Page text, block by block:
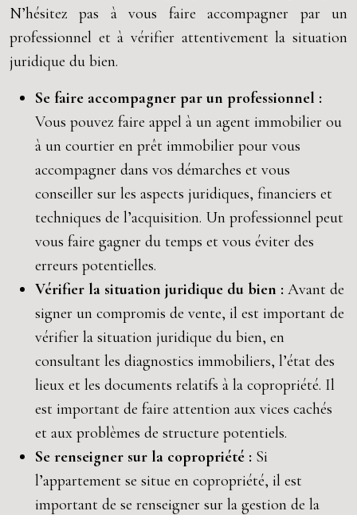
N’hésitez pas à vous faire accompagner par un
professionnel et à vérifier attentivement la situation
juridique du bien.
Se faire accompagner par un professionnel :
Vous pouvez faire appel à un agent immobilier ou
à un courtier en prêt immobilier pour vous
accompagner dans vos démarches et vous
conseiller sur les aspects juridiques, financiers et
techniques de l’acquisition. Un professionnel peut
vous faire gagner du temps et vous éviter des
erreurs potentielles.
Vérifier la situation juridique du bien : Avant de
signer un compromis de vente, il est important de
vérifier la situation juridique du bien, en
consultant les diagnostics immobiliers, l’état des
lieux et les documents relatifs à la copropriété. Il
est important de faire attention aux vices cachés
et aux problèmes de structure potentiels.
Se renseigner sur la copropriété : Si
l’appartement se situe en copropriété, il est
important de se renseigner sur la gestion de la